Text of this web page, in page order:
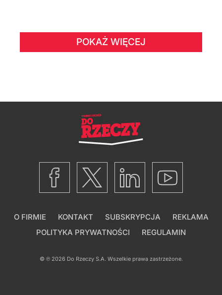
POKAŻ WIĘCEJ
O FIRMIE KONTAKT SUBSKRYPCJA
REKLAMA
POLITYKA PRYWATNOŚCI
REGULAMIN
© ℗ 2026 Do Rzeczy S.A.Wszelkie prawa zastrzeżone.